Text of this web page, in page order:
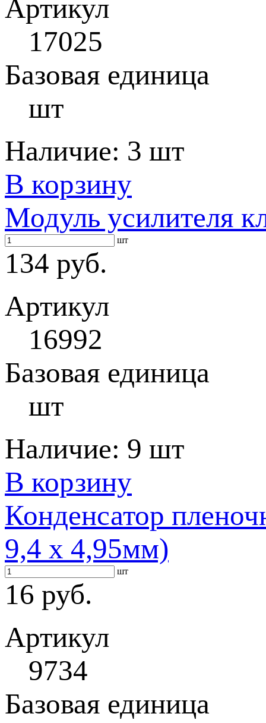
Артикул
17025
Базовая единица
шт
Наличие: 3 шт
В корзину
Модуль усилителя
шт
134 руб.
Артикул
16992
Базовая единица
шт
Наличие: 9 шт
В корзину
Конденсатор
9,4 х 4,95мм)
шт
16 руб.
Артикул
9734
Базовая единица